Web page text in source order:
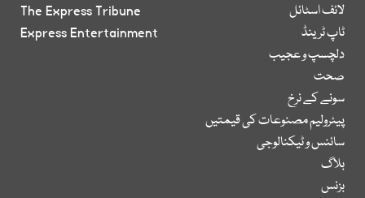
لائف اسٹائل
ٹاپ ٹرینڈ
دلچسپ و عجیب
صحت
سونے کے نرخ
پیٹرولیم مصنوعات کی قیمتیں
سائنس و ٹیکنالوجی
بلاگ
بزنس
The Express Tribune
Express Entertainment